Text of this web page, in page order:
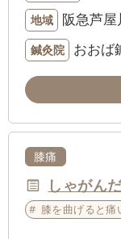
地域 阪急芦
鍼灸院 おおば
膝痛
しゃがん
膝を曲げると痛